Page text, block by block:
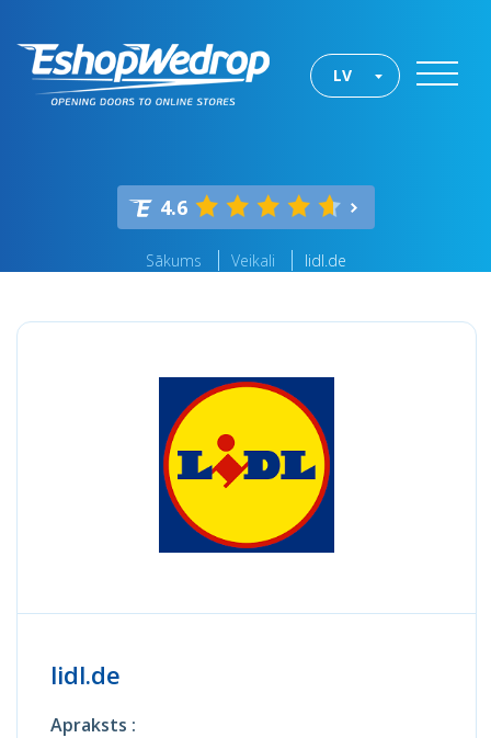
LV
4.6
Sākums Veikali lidl.de
lidl.de
Apraksts :